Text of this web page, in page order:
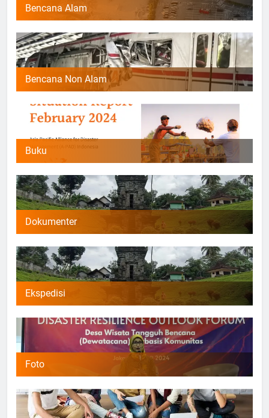
Bencana Alam
Bencana Non Alam
Buku
Dokumenter
Ekspedisi
Foto